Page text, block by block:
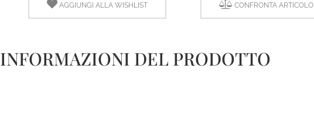
AGGIUNGI ALLA WISHLIST CONFRONTA ARTICOLO
INFORMAZIONI DEL PRODOTTO